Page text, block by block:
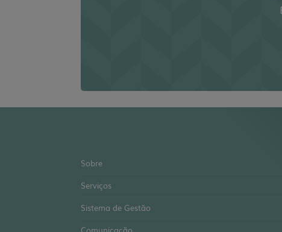
Sobre
Serviços
Sistema de Gestão
Comunicação